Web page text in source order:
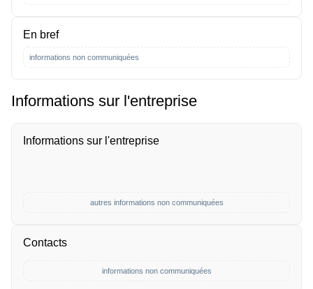
En bref
informations non communiquées
Informations sur l'entreprise
Informations sur l'entreprise
autres informations non communiquées
Contacts
informations non communiquées